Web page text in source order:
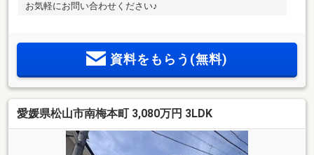
お気軽にお問い合わせください♪
資料をもらう(無料)
愛媛県松山市南梅本町 3,080万円 3LDK